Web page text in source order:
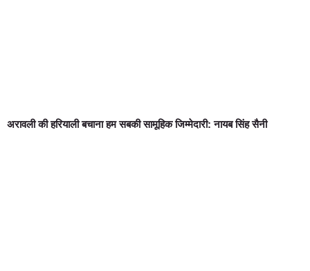
अरावली की हरियाली बचाना हम सबकी सामूहिक जिम्मेदारी: नायब सिंह सैनी